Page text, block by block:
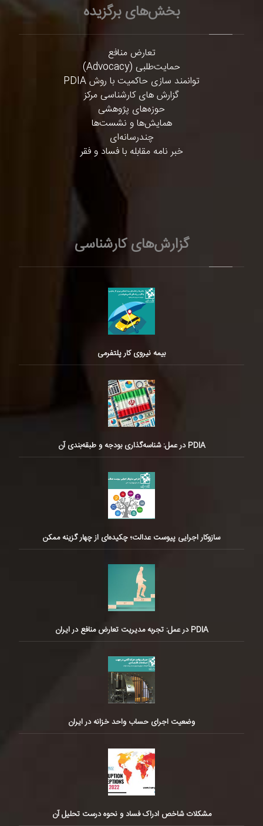
بخش‌های برگزیده
تعارض منافع
حمایت‌طلبی (Advocacy)
توانمند سازی حاکمیت با روش PDIA
گزارش های کارشناسی مرکز
حوزه‌های پژوهشی
همایش‌ها و نشست‌ها
چندرسانه‌ای
خبر نامه مقابله با فساد و فقر
گزارش‌های کارشناسی
بیمه نیروی کار پلتفرمی
PDIA در عمل: شناسه‌گذاری بودجه و طبقه‌بندی آن
سازوکار اجرایی پیوست عدالت؛ چکیده‌ای از چهار گزینه ممکن
PDIA در عمل: تجربه مدیریت تعارض منافع در ایران
وضعیت اجرای حساب واحد خزانه در ایران
مشکلات شاخص ادراک فساد و نحوه درست تحلیل آن